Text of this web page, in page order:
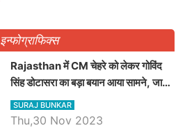
इन्फोग्राफिक्स
Rajasthan में CM चेहरे को लेकर गोविंद
सिंह डोटासरा का बड़ा बयान आया सामने, जानें
विचार
SURAJ BUNKAR
Thu,30 Nov 2023